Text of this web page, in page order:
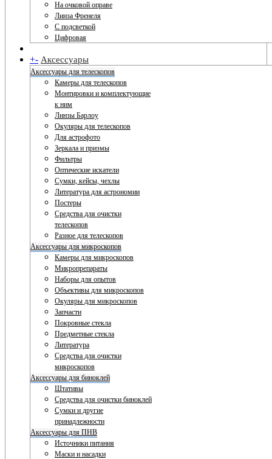
На очковой оправе
Линза Френеля
С подсветкой
Цифровая
+- Аксессуары
Аксессуары для телескопов
Камеры для телескопов
Монтировки и комплектующие
к ним
Линзы Барлоу
Окуляры для телескопов
Для астрофото
Зеркала и призмы
Фильтры
Оптические искатели
Сумки, кейсы, чехлы
Литература для астрономии
Постеры
Средства для очистки
телескопов
Разное для телескопов
Аксессуары для микроскопов
Камеры для микроскопов
Микропрепараты
Наборы для опытов
Объективы для микроскопов
Окуляры для микроскопов
Запчасти
Покровные стекла
Предметные стекла
Литература
Средства для очистки
микроскопов
Аксессуары для биноклей
Штативы
Средства для очистки биноклей
Сумки и другие
принадлежности
Аксессуары для ПНВ
Источники питания
Маски и насадки